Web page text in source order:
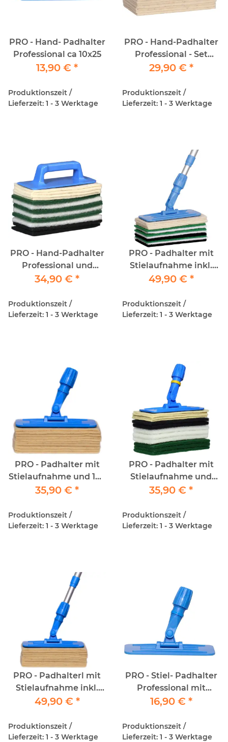
PRO - Hand- Padhalter
Professional ca 10x25
13,90 € *
Produktionszeit /
Lieferzeit: 1 - 3 Werktage
PRO - Hand-Padhalter
Professional - Set
"Parkett-Nachölen"
29,90 € *
Produktionszeit /
Lieferzeit: 1 - 3 Werktage
PRO - Hand-Padhalter
Professional und
Allround PadSet
34,90 € *
Produktionszeit /
Lieferzeit: 1 - 3 Werktage
PRO - Padhalter mit
Stielaufnahme inkl.
Alu Teleskopstiel und
49,90 € *
Produktionszeit /
Lieferzeit: 1 - 3 Werktage
PRO - Padhalter mit
Stielaufnahme und 10x
SoftSheep
35,90 € *
Produktionszeit /
Lieferzeit: 1 - 3 Werktage
PRO - Padhalter mit
Stielaufnahme und
PadSet
35,90 € *
Produktionszeit /
Lieferzeit: 1 - 3 Werktage
PRO - Padhalterl mit
Stielaufnahme inkl.
Alu Teleskopstiel und
Schafwollpads
49,90 € *
Produktionszeit /
Lieferzeit: 1 - 3 Werktage
PRO - Stiel- Padhalter
Professional mit
Stielaufnahme
16,90 € *
Produktionszeit /
Lieferzeit: 1 - 3 Werktage